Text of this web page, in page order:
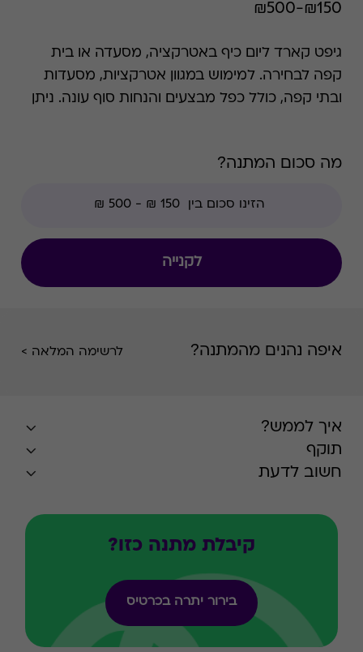
₪150-₪500
גיפט קארד ליום כיף באטרקציה, מסעדה או בית
קפה לבחירה. למימוש במגוון אטרקציות, מסעדות
ובתי קפה, כולל כפל מבצעים והנחות סוף עונה. ניתן
מה סכום המתנה?
לקנייה
איפה נהנים מהמתנה? לרשימה המלאה >
איך לממש?
תוקף
חשוב לדעת
קיבלת מתנה כזו?
בירור יתרה בכרטיס